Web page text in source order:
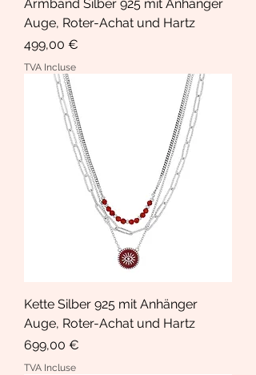
Armband Silber 925 mit Anhänger
Auge, Roter-Achat und Hartz
Prix
499,00 €
TVA Incluse
Kette Silber 925 mit Anhänger
Auge, Roter-Achat und Hartz
Prix
699,00 €
TVA Incluse